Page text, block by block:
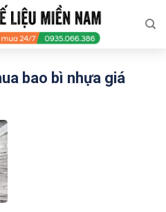
bao bì nhựa giá